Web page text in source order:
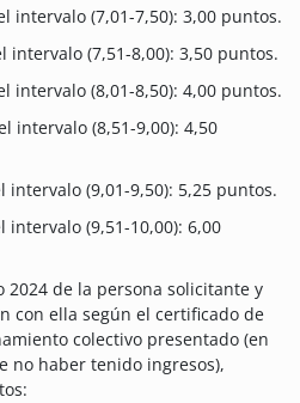
intervalo (7,01-7,50): 3,00 puntos.
intervalo (7,51-8,00): 3,50 puntos.
intervalo (8,01-8,50): 4,00 puntos.
intervalo (8,51-9,00): 4,50
intervalo (9,01-9,50): 5,25 puntos.
intervalo (9,51-10,00): 6,00
2024 de la persona solicitante y
con ella según el certificado de
colectivo presentado (en
no haber tenido ingresos),